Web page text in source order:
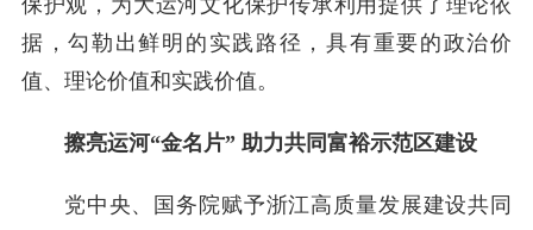
保护观，为大运河文化保护传承利用提供了理论依
据，勾勒出鲜明的实践路径，具有重要的政治价
值、理论价值和实践价值。
擦亮运河“金名片” 助力共同富裕示范区建设
党中央、国务院赋予浙江高质量发展建设共同